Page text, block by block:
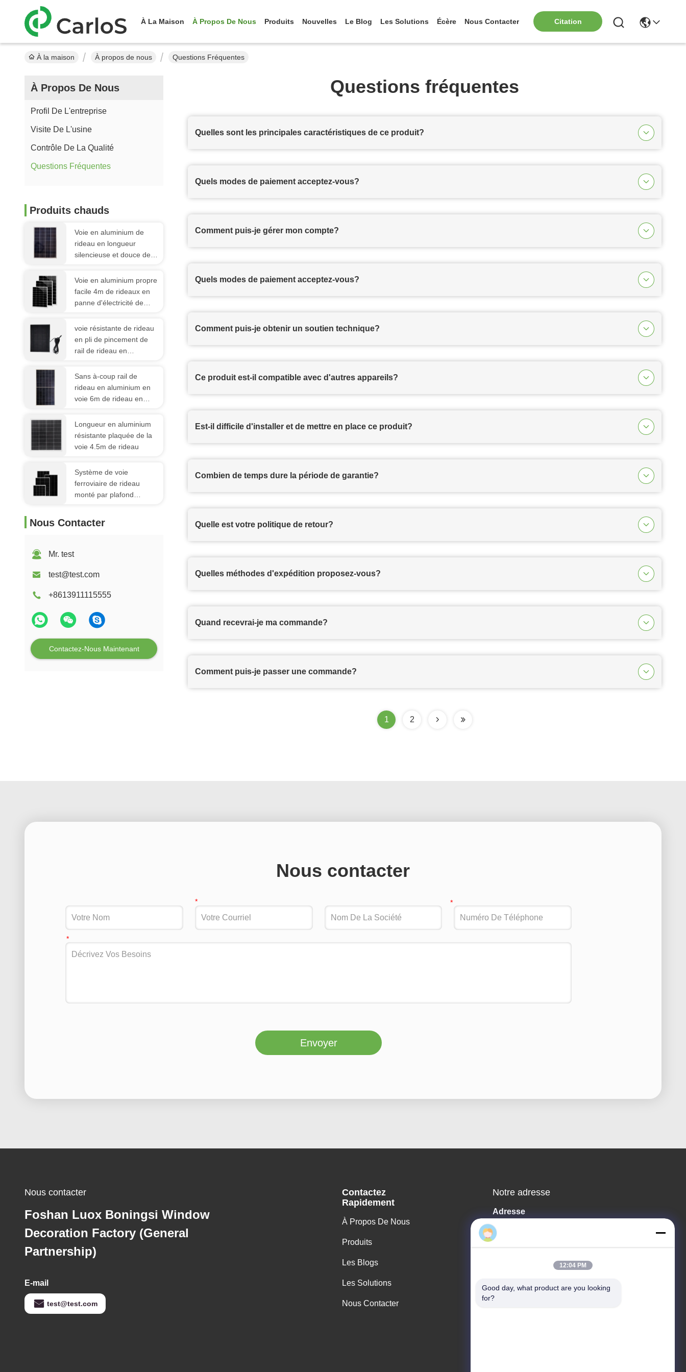
À La Maison À Propos De Nous Produits Nouvelles Le Blog Les Solutions Écère Nous Contacter Citation
À la maison À propos de nous Questions Fréquentes
À Propos De Nous
Profil De L'entreprise
Visite De L'usine
Contrôle De La Qualité
Questions Fréquentes
Produits chauds
Voie en aluminium de
rideau en longueur
silencieuse et douce de
Voie en aluminium propre
facile 4m de rideaux en
panne d'électricité de
voie résistante de rideau
en pli de pincement de
rail de rideau en
Sans à-coup rail de
rideau en aluminium en
voie 6m de rideau en
accessoires
Longueur en aluminium
résistante plaquée de la
voie 4.5m de rideau
Système de voie
ferroviaire de rideau
monté par plafond
Nous Contacter
Mr. test
test@test.com
+8613911115555
Contactez-Nous Maintenant
Questions fréquentes
Quelles sont les principales caractéristiques de ce produit?
Quels modes de paiement acceptez-vous?
Comment puis-je gérer mon compte?
Quels modes de paiement acceptez-vous?
Comment puis-je obtenir un soutien technique?
Ce produit est-il compatible avec d'autres appareils?
Est-il difficile d'installer et de mettre en place ce produit?
Combien de temps dure la période de garantie?
Quelle est votre politique de retour?
Quelles méthodes d'expédition proposez-vous?
Quand recevrai-je ma commande?
Comment puis-je passer une commande?
1 2
Nous contacter
Envoyer
Nous contacter
Foshan Luox Boningsi Window
Decoration Factory (General
Partnership)
E-mail
test@test.com
Contactez
Rapidement
À Propos De Nous
Produits
Les Blogs
Les Solutions
Nous Contacter
Notre adresse
Adresse
No 2 rue Shiziqiao, zone industrielle Lianxin, Xiqiao
Twon, district de Nanhai, ville de Foshan, province
du Guangdong, Chine
12:04 PM
Good day, what product are you looking
for?